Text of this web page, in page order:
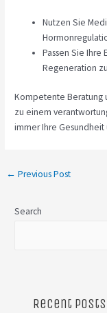
Nutzen Sie
Passen Sie Ihre
Regeneration
Kompetente Beratung
zu einem
immer Ihre
← Previous Post
Search
Recent Posts